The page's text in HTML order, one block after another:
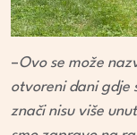
–Ovo se može
otvoreni dani gdje
znači nisu više